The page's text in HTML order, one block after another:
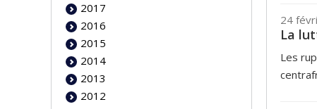
24
La
Les
2017
2016
2015
2014
2013
2012